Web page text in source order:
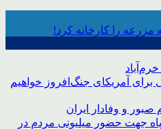
مزرعه را کارخانه کرد!
آمریکای جنگ‌افروز خواهیم
صبور و وفادار ایران
جهت حضور میلیونی مردم در